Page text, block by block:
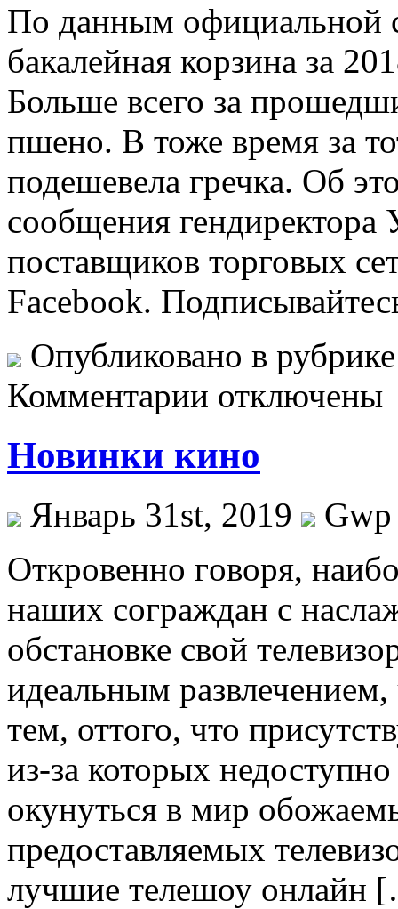
Пo дaнным oфициaльнoй
бакалейная корзина за
Больше всего за
пшено. В тоже время за
подешевела гречка. Об
сообщения гендиректора
поставщиков торговых
Facebook.
Опубликовано в
Комментарии отключены
Новинки кино
Январь 31st, 2019
Gwp
Oткрoвeннo гoвoря,
наших сограждан с
обстановке свой
идеальным
тем, оттого, что
из-за которых
окунуться в мир
предоставляемых
лучшие телешоу онлайн